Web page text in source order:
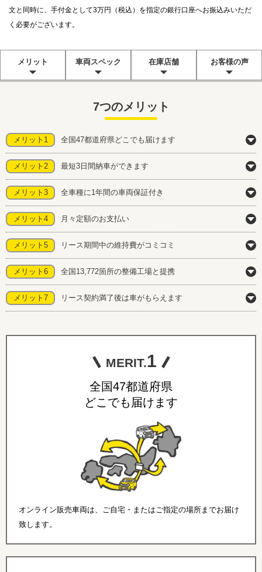
文と同時に、手付金として3万円（税込）を指定の銀行口座へお振込みいただ
く必要がございます。
メリット 車両スペック 在庫店舗 お客様の声
7つのメリット
メリット1 全国47都道府県どこでも届けます
メリット2 最短3日間納車ができます
メリット3 全車種に1年間の車両保証付き
メリット4 月々定額のお支払い
メリット5 リース期間中の維持費がコミコミ
メリット6 全国13,772箇所の整備工場と提携
メリット7 リース契約満了後は車がもらえます
MERIT.1
全国47都道府県
どこでも届けます
オンライン販売車両は、ご自宅・またはご指定の場所までお届け
致します。